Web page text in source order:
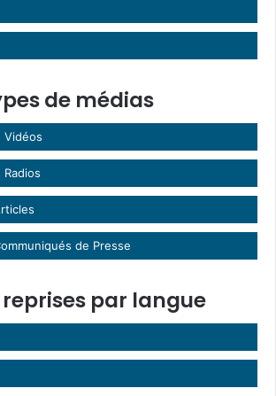
de médias
Vidéos
de Presse
reprises par langue